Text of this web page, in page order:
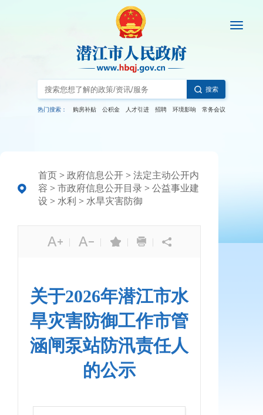
搜索
热门搜索： 购房补贴 公积金 人才引进 招聘 环境影响 常务会议
首页 > 政府信息公开 > 法定主动公开内
容 > 市政府信息公开目录 > 公益事业建
设 > 水利 > 水旱灾害防御
| | | |
关于2026年潜江市水
旱灾害防御工作市管
涵闸泵站防汛责任人
的公示